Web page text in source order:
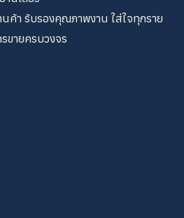
ค้า รับรองคุณภาพงาน ใส่ใจทุกราย
ขายครบวงจร